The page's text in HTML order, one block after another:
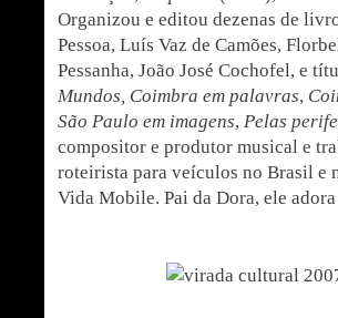
Organizou e editou dezenas de
Pessoa, Luís Vaz de Camões,
Pessanha, João José Cochofel, e
Mundos, Coimbra em palavras,
São Paulo em imagens, Pelas
compositor e produtor musical e
roteirista para veículos no Brasil
Vida Mobile. Pai da Dora, ele